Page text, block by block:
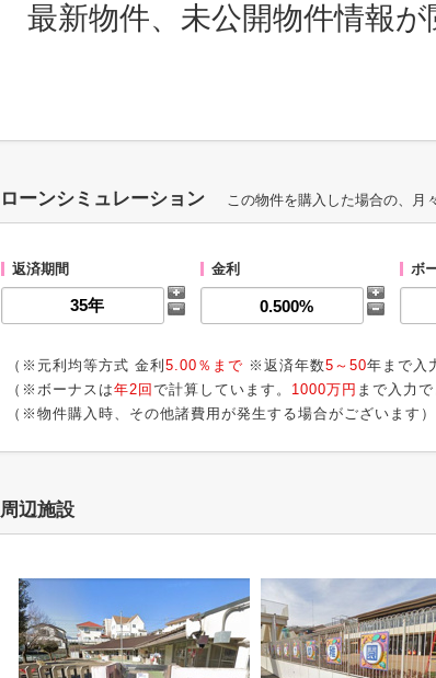
最新物件、未公開物件情報が
ローンシミュレーション この物件を購入した場合の、月
返済期間 金利 ボ
（※元利均等方式 金利 5.00％まで ※返済年数5～50年まで入
（※ボーナスは年2回 で計算しています。 1000万円 まで入力で
（※物件購入時、その他諸費用が発生する場合がございます）
周辺施設